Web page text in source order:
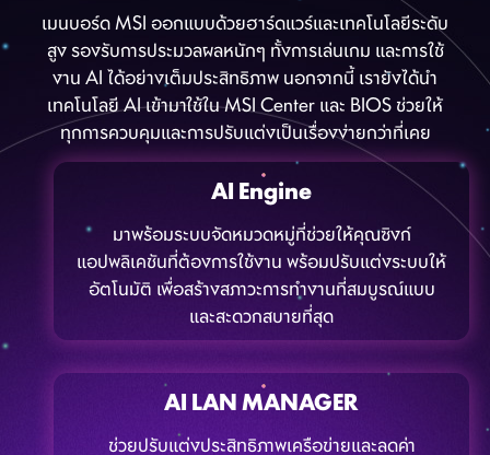
เมนบอร์ด MSI ออกแบบด้วยฮาร์ดแวร์และเทคโนโลยีระดับ
สูง รองรับการประมวลผลหนักๆ ทั้งการเล่นเกม และการใช้
งาน AI ได้อย่างเต็มประสิทธิภาพ นอกจากนี้ เรายังได้นำ
เทคโนโลยี AI เข้ามาใช้ใน MSI Center และ BIOS ช่วยให้
ทุกการควบคุมและการปรับแต่งเป็นเรื่องง่ายกว่าที่เคย
AI Engine
มาพร้อมระบบจัดหมวดหมู่ที่ช่วยให้คุณซิงก์
แอปพลิเคชันที่ต้องการใช้งาน พร้อมปรับแต่งระบบให้
อัตโนมัติ เพื่อสร้างสภาวะการทำงานที่สมบูรณ์แบบ
และสะดวกสบายที่สุด
AI LAN MANAGER
ช่วยปรับแต่งประสิทธิภาพเครือข่ายและลดค่า